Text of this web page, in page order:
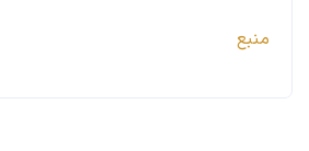
منبع